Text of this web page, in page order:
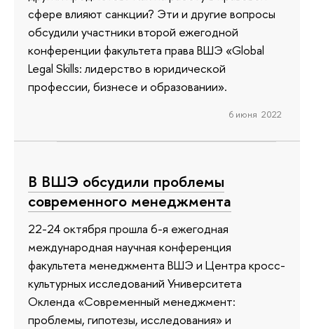
сфере влияют санкции? Эти и другие вопросы
обсудили участники второй ежегодной
конференции факультета права ВШЭ «Global
Legal Skills: лидерство в юридической
профессии, бизнесе и образовании».
6 июня 2022
В ВШЭ обсудили проблемы
современного менеджмента
22-24 октября прошла 6-я ежегодная
международная научная конференция
факультета менеджмента ВШЭ и Центра кросс-
культурных исследований Университета
Окленда «Современный менеджмент:
проблемы, гипотезы, исследования» и